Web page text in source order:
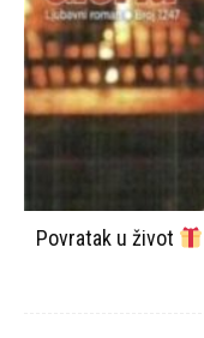
Povratak u život